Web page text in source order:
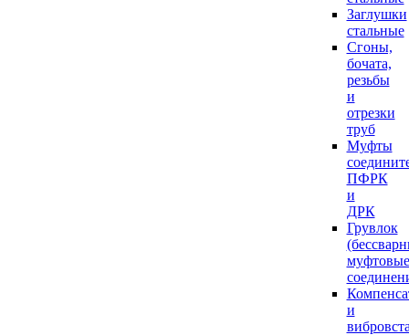
Заглушки
стальные
Сгоны,
бочата,
резьбы
и
отрезки
труб
Муфты
ПФРК
и
ДРК
Грувлок
муфтовые
и